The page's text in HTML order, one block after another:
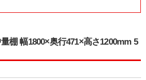
棚 幅1800×奥行471×高さ1200mm 5